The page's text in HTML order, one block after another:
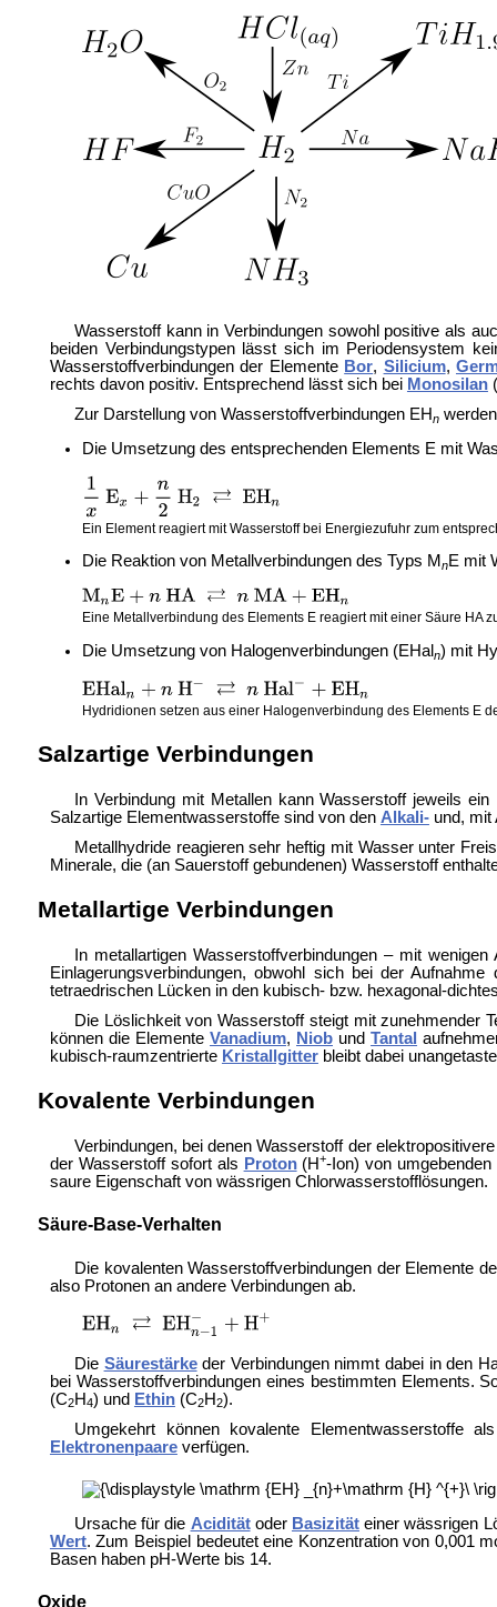
Wasserstoff kann in Verbindungen sowohl positive als
beiden Verbindungstypen lässt sich im Periodensystem
Wasserstoffverbindungen der Elemente Bor, Silicium,
rechts davon positiv. Entsprechend lässt sich bei Monosilan
Zur Darstellung von Wasserstoffverbindungen EHnwerden
Die Umsetzung des entsprechenden Elements E mit
Ein Element reagiert mit Wasserstoff bei Energiezufuhr zum
Die Reaktion von Metallverbindungen des Typs M nE mit
Eine Metallverbindung des Elements E reagiert mit einer Säure HA
Die Umsetzung von Halogenverbindungen (EHal n) mit
Hydridionen setzen aus einer Halogenverbindung des Elements E
Salzartige Verbindungen
In Verbindung mit Metallen kann Wasserstoff jeweils
Salzartige Elementwasserstoffe sind von den Alkali-und, mit
Metallhydride reagieren sehr heftig mit Wasser unter
Minerale, die (an Sauerstoff gebundenen) Wasserstoff
Metallartige Verbindungen
In metallartigen Wasserstoffverbindungen – mit
Einlagerungsverbindungen, obwohl sich bei der
tetraedrischen Lücken in den kubisch- bzw. hexagonal-
Die Löslichkeit von Wasserstoff steigt mit zunehmender
können die Elemente Vanadium, Niob undTantal
kubisch-raumzentrierte Kristallgitterbleibt dabei
Kovalente Verbindungen
Verbindungen, bei denen Wasserstoff der
der Wasserstoff sofort als Proton(H+-Ion) von
saure Eigenschaft von wässrigen Chlorwasserstofflösungen.
Säure-Base-Verhalten
Die kovalenten Wasserstoffverbindungen der Elemente
also Protonen an andere Verbindungen ab.
Die Säurestärkeder Verbindungen nimmt dabei in den
bei Wasserstoffverbindungen eines bestimmten Elements.
(C2H4) und Ethin(C2H2).
Umgekehrt können kovalente Elementwasserstoffe
Elektronenpaareverfügen.
Ursache für die Aciditätoder Basizitäteiner wässrigen
Wert. Zum Beispiel bedeutet eine Konzentration von 0,001
Basen haben pH-Werte bis 14.
Oxide